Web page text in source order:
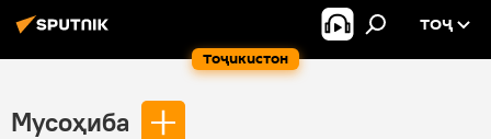
Тоҷикистон
ТОҶ
Мусоҳиба